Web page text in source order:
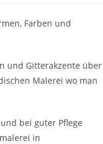
Farben und
und Gitterakzente über
Malerei wo man
bei guter Pflege
in